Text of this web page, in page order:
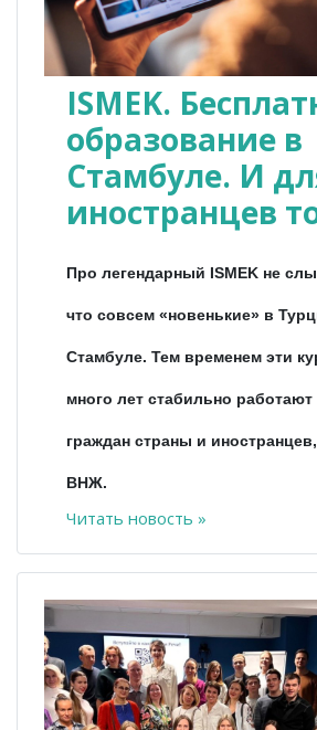
ISMEK.
образование в
Стамбуле. И
иностранцев
Про легендарный ISMEK не
что совсем «новенькие» в
Стамбуле. Тем временем эти
много лет стабильно работают
граждан страны и
ВНЖ.
Читать новость »